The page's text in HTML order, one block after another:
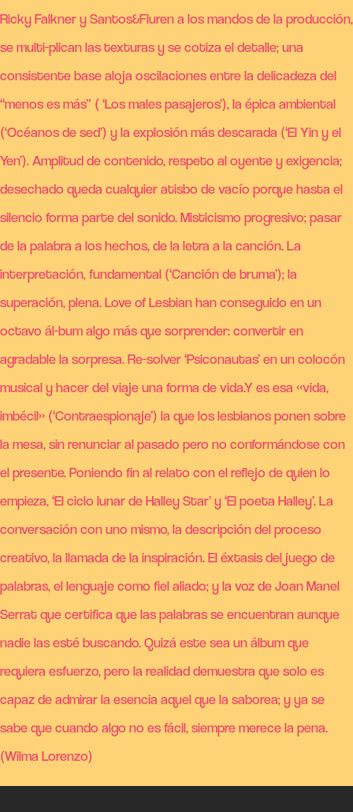
Ricky Falkner y Santos&Fluren a los mandos de la producción,
se multi-plican las texturas y se cotiza el detalle; una
consistente base aloja oscilaciones entre la delicadeza del
“menos es más” ( ‘Los males pasajeros’), la épica ambiental
(‘Océanos de sed’) y la explosión más descarada (‘El Yin y el
Yen’). Amplitud de contenido, respeto al oyente y exigencia;
desechado queda cualquier atisbo de vacío porque hasta el
silencio forma parte del sonido. Misticismo progresivo; pasar
de la palabra a los hechos, de la letra a la canción. La
interpretación, fundamental (‘Canción de bruma’); la
superación, plena. Love of Lesbian han conseguido en un
octavo ál-bum algo más que sorprender: convertir en
agradable la sorpresa. Re-solver ‘Psiconautas’ en un colocón
musical y hacer del viaje una forma de vida.Y es esa «vida,
imbécil» (‘Contraespionaje’) la que los lesbianos ponen sobre
la mesa, sin renunciar al pasado pero no conformándose con
el presente. Poniendo fin al relato con el reflejo de quien lo
empieza, ‘El ciclo lunar de Halley Star’ y ‘El poeta Halley’. La
conversación con uno mismo, la descripción del proceso
creativo, la llamada de la inspiración. El éxtasis del juego de
palabras, el lenguaje como fiel aliado; y la voz de Joan Manel
Serrat que certifica que las palabras se encuentran aunque
nadie las esté buscando. Quizá este sea un álbum que
requiera esfuerzo, pero la realidad demuestra que solo es
capaz de admirar la esencia aquel que la saborea; y ya se
sabe que cuando algo no es fácil, siempre merece la pena.
(Wilma Lorenzo)